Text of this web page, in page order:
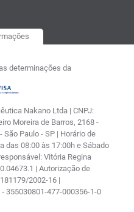
determinações da
Nakano Ltda | CNPJ:
Moreira de Barros, 2168 -
São Paulo - SP | Horário de
das 08:00 às 17:00h e Sábado
Vitória Regina
| Autorização de
2002-16 |
355030801-477-000356-1-0